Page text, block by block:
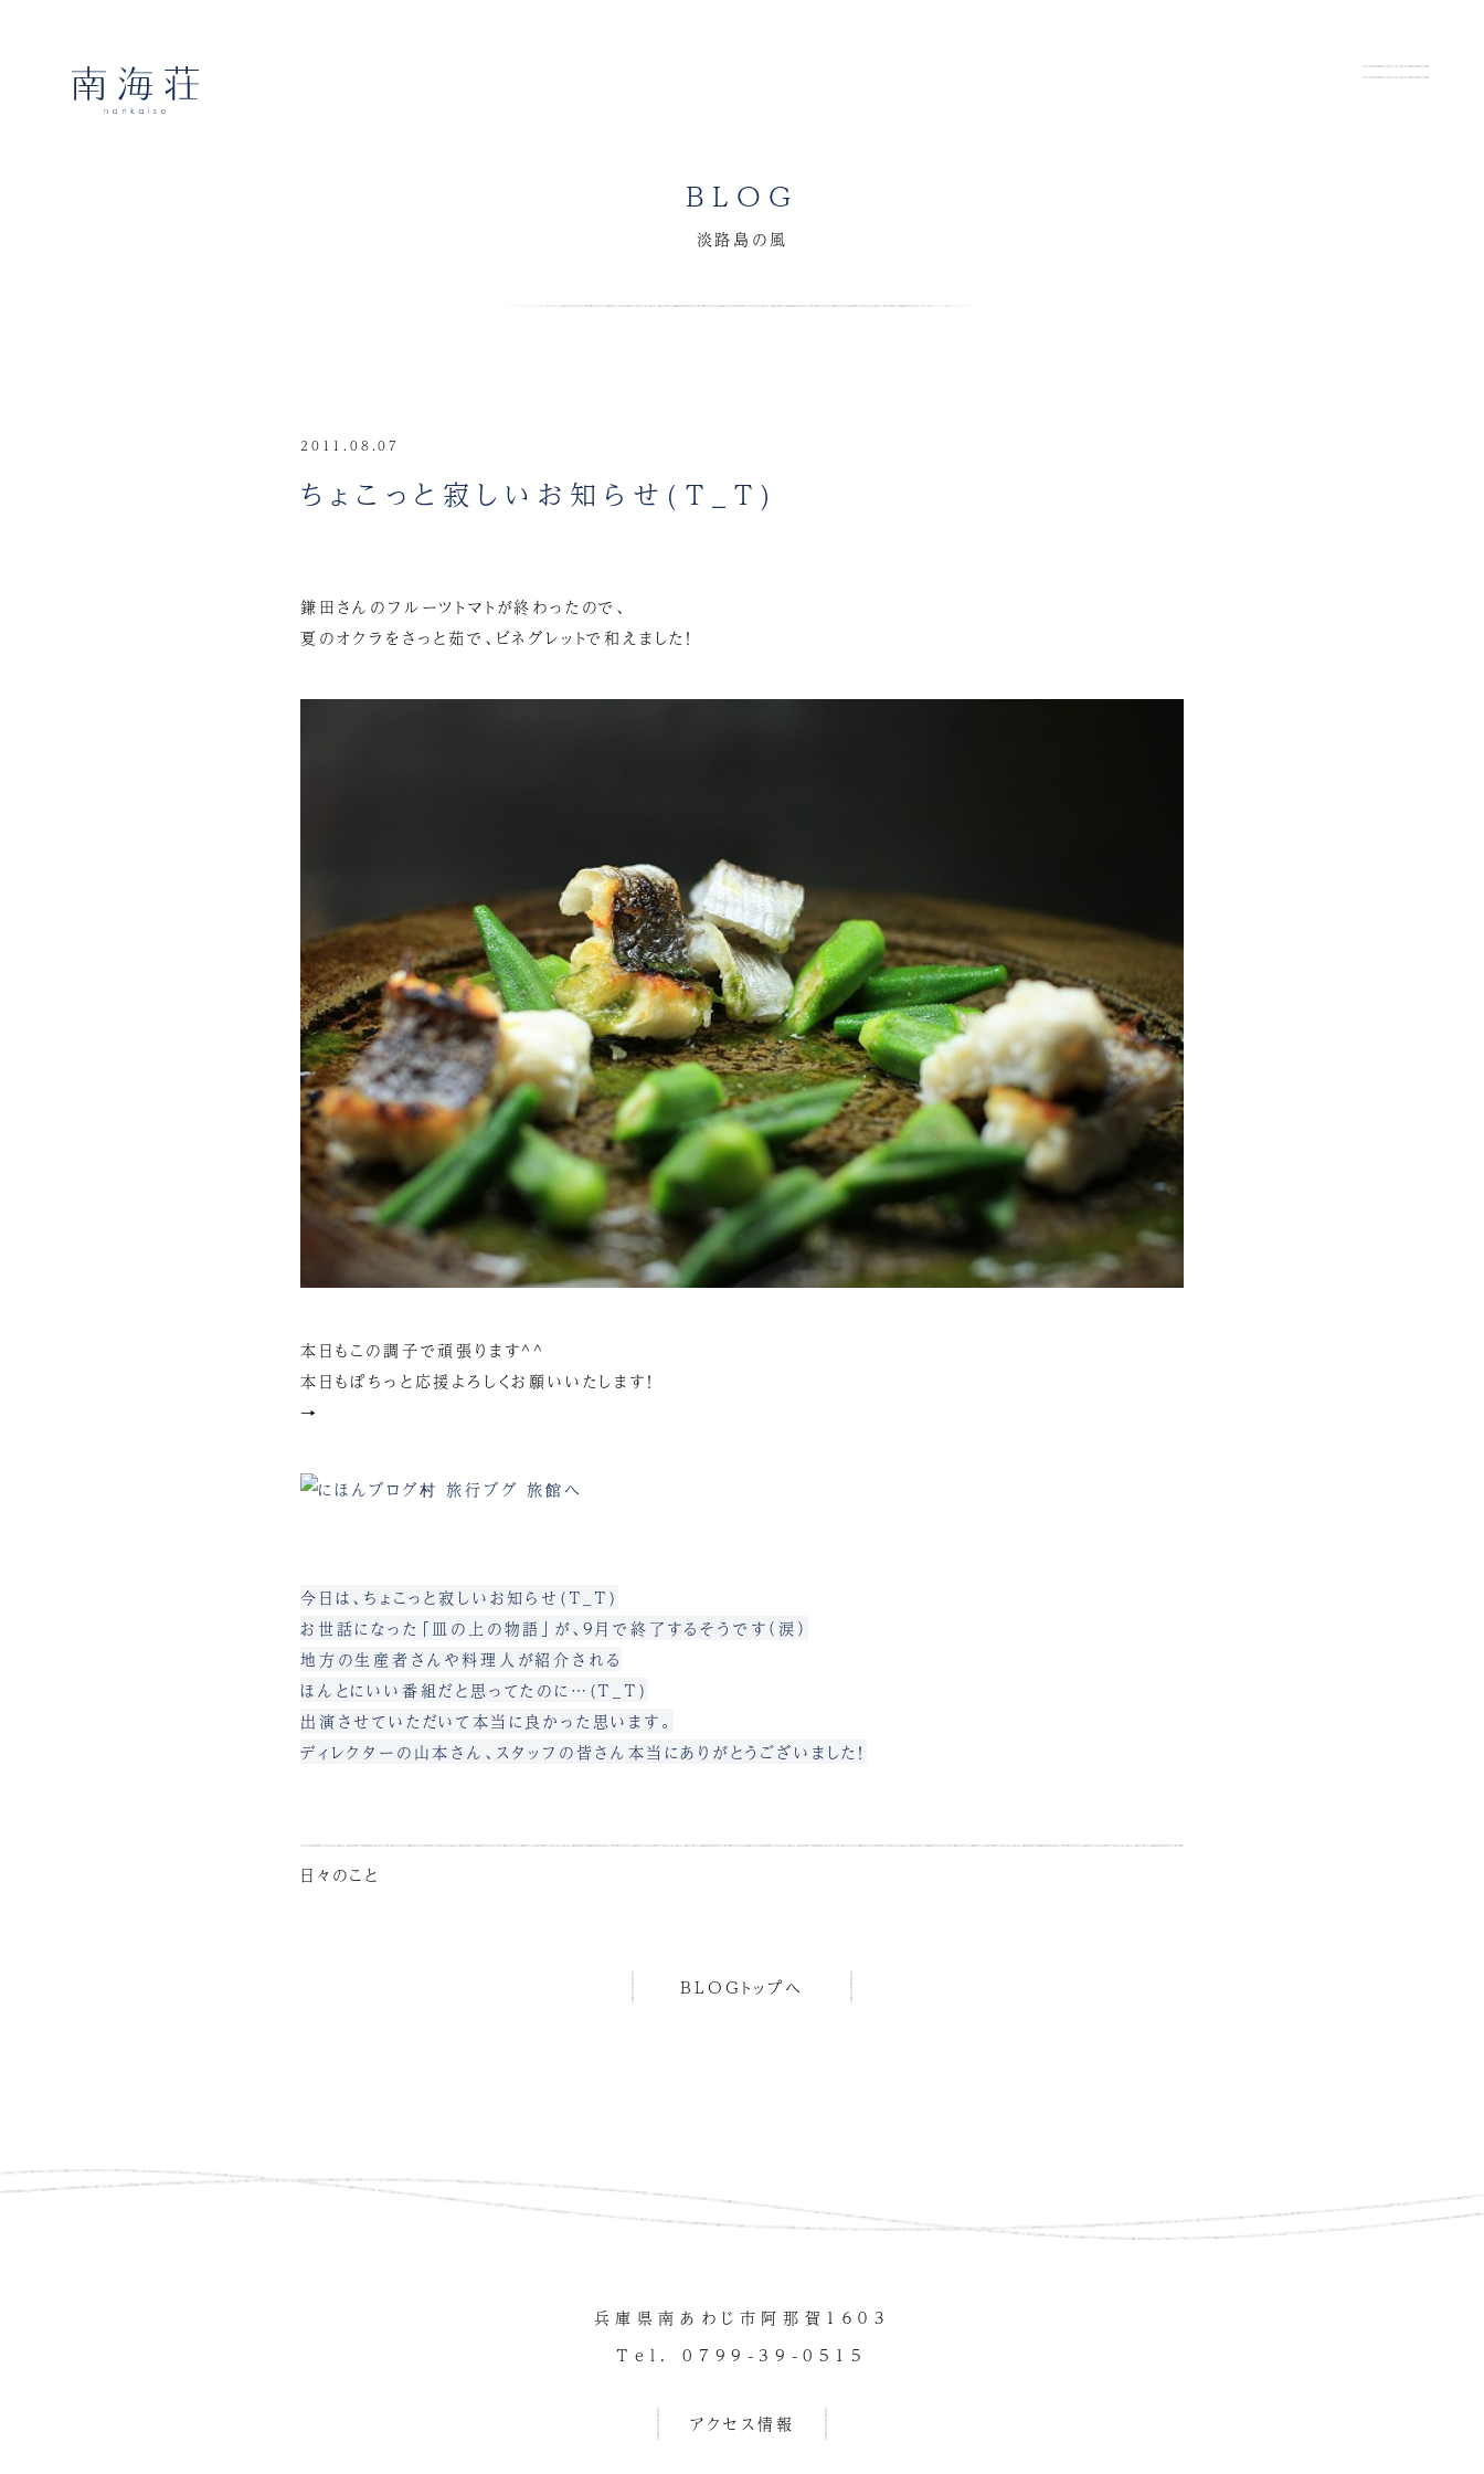
BLOG
淡路島の風
2011.08.07
ちょこっと寂しいお知らせ(T_T)
鎌田さんのフルーツトマトが終わったので、
夏のオクラをさっと茹で、ビネグレットで和えました！
本日もこの調子で頑張ります^^
本日もぽちっと応援よろしくお願いいたします！
→
今日は、ちょこっと寂しいお知らせ(T_T)
お世話になった「皿の上の物語」が、9月で終了するそうです（涙）
地方の生産者さんや料理人が紹介される
ほんとにいい番組だと思ってたのに…(T_T)
出演させていただいて本当に良かった思います。
ディレクターの山本さん、スタッフの皆さん本当にありがとうございました！
日々のこと
BLOGトップへ
兵庫県南あわじ市阿那賀１６０３
Tel. 0799-39-0515
アクセス情報